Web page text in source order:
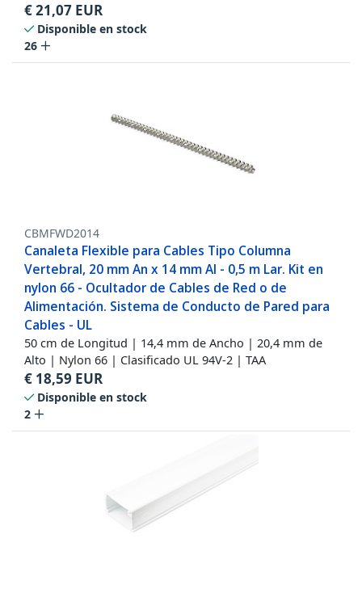
€21,07 EUR
Disponible en stock
26
CBMFWD2014
Canaleta Flexible para Cables Tipo Columna
Vertebral, 20 mm An x 14 mm Al - 0,5 m Lar. Kit en
nylon 66 - Ocultador de Cables de Red o de
Alimentación. Sistema de Conducto de Pared para
Cables - UL
50 cm de Longitud | 14,4 mm de Ancho | 20,4 mm de
Alto | Nylon 66 | Clasificado UL 94V-2 | TAA
€ 18,59 EUR
Disponible en stock
2